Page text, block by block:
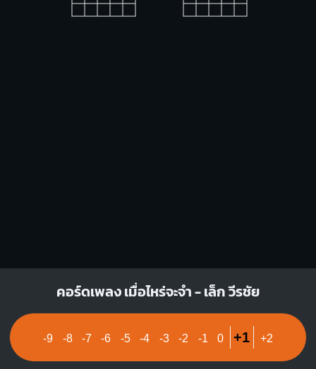
คอร์ดเพลง เมื่อไหร่จะจำ - เล็ก วีรชัย
-9 -8 -7 -6 -5 -4 -3 -2 -1 0 +1 +2